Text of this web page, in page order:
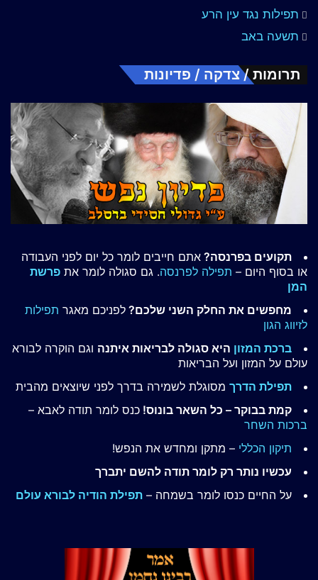
תפילות נגד עין הרע
תשעה באב
תרומות / צדקה / פדיונות
תקועים בפרנסה? אתם חייבים לומר כל יום לפני העבודה
או בסוף היום – תפילה לפרנסה. גם סגולה לומר את פרשת
המן
מחפשים את החלק השני שלכם? לפניכם מאגר תפילות
לזיווג הגון
ברכת המזון היא סגולה לבריאות איתנה וגם הוקרה לבורא
עולם על המזון ועל הבריאות
תפילת הדרך מסוגלת לשמירה בדרך לפני שיוצאים מהבית
קמת בבוקר – כל השאר בונוס! כנס לומר תודה לאבא –
ברכות השחר
תיקון הכללי – מתקן ומחדש את הנפש!
עכשיו נותר רק לומר תודה להשם יתברך
על החיים כנסו לומר בשמחה – תפילת הודיה לבורא עולם